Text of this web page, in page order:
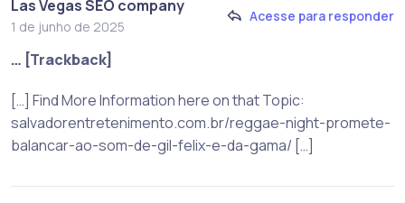
Las Vegas SEO company
1 de junho de 2025
Acesse para responder
… [Trackback]
[…] Find More Information here on that Topic:
salvadorentretenimento.com.br/reggae-night-promete-
balancar-ao-som-de-gil-felix-e-da-gama/ […]